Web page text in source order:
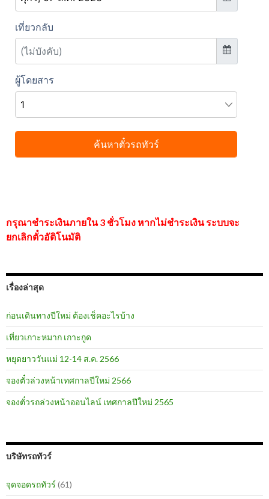
กรุณาชำระเงินภายใน 3 ชั่วโมง หากไม่ชำระเงิน ระบบจะ
ยกเลิกตั๋วอัติโนมัติ
เรื่องล่าสุด
ก่อนเดินทางปีใหม่ ต้องเช็คอะไรบ้าง
เที่ยวเกาะหมาก เกาะกูด
หยุดยาววันแม่ 12-14 ส.ค. 2566
จองตั๋วล่วงหน้าเทศกาลปีใหม่ 2566
จองตั๋วรถล่วงหน้าออนไลน์ เทศกาลปีใหม่ 2565
บริษัทรถทัวร์
จุดจอดรถทัวร์ (61)